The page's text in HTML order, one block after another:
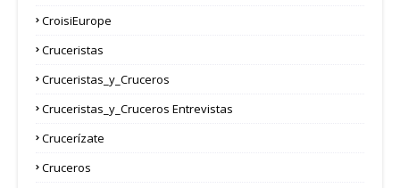
CroisiEurope
Cruceristas
Cruceristas_y_Cruceros
Cruceristas_y_Cruceros Entrevistas
Crucerízate
Cruceros